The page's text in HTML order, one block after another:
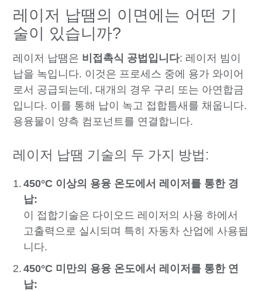
레이저 납땜의 이면에는 어떤 기
술이 있습니까?
레이저 납땜은 비접촉식 공법입니다: 레이저 빔이
납을 녹입니다. 이것은 프로세스 중에 용가 와이어
로서 공급되는데, 대개의 경우 구리 또는 아연합금
입니다. 이를 통해 납이 녹고 접합틈새를 채웁니다.
용융물이 양측 컴포넌트를 연결합니다.
레이저 납땜 기술의 두 가지 방법:
450°C 이상의 용융 온도에서 레이저를 통한 경
납:
이 접합기술은 다이오드 레이저의 사용 하에서
고출력으로 실시되며 특히 자동차 산업에 사용됩
니다.
450°C 미만의 용융 온도에서 레이저를 통한 연
납: